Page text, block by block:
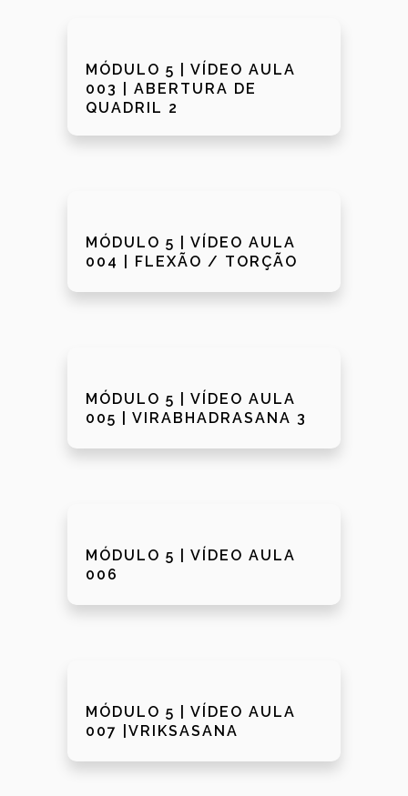
MÓDULO 5 | VÍDEO AULA
003 | ABERTURA DE
QUADRIL 2
MÓDULO 5 | VÍDEO AULA
004 | FLEXÃO / TORÇÃO
MÓDULO 5 | VÍDEO AULA
005 | VIRABHADRASANA 3
MÓDULO 5 | VÍDEO AULA
006
MÓDULO 5 | VÍDEO AULA
007 |VRIKSASANA